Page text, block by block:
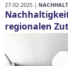
27-02-2025 |
regionalen